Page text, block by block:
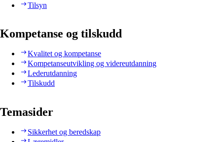
Tilsyn
Kompetanse og tilskudd
Kvalitet og kompetanse
Kompetanseutvikling og videreutdanning
Lederutdanning
Tilskudd
Temasider
Sikkerhet og beredskap